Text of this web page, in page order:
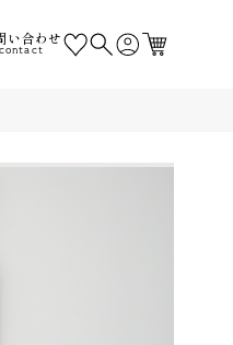
い合わせ
contact